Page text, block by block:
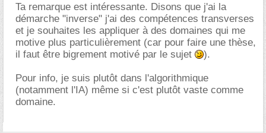
Ta remarque est intéressante. Disons que j'ai la
démarche "inverse" j'ai des compétences transverses
et je souhaites les appliquer à des domaines qui me
motive plus particulièrement (car pour faire une thèse,
il faut être bigrement motivé par le sujet
).
Pour info, je suis plutôt dans l'algorithmique
(notamment l'IA) même si c'est plutôt vaste comme
domaine.